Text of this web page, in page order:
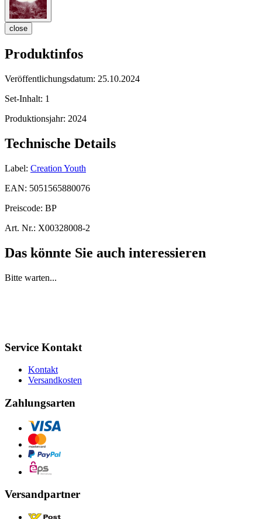
close
Produktinfos
Veröffentlichungsdatum: 25.10.2024
Set-Inhalt: 1
Produktionsjahr: 2024
Technische Details
Label: Creation Youth
EAN: 5051565880076
Preiscode: BP
Art. Nr.: X00328008-2
Das könnte Sie auch interessieren
Bitte warten...
Service Kontakt
Kontakt
Versandkosten
Zahlungsarten
Versandpartner